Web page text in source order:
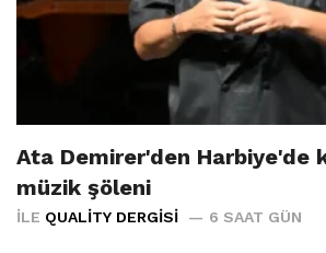
Ata Demirer'den Harbiye'de
müzik şöleni
İLE QUALITY DERGISI 6 SAAT GÜN